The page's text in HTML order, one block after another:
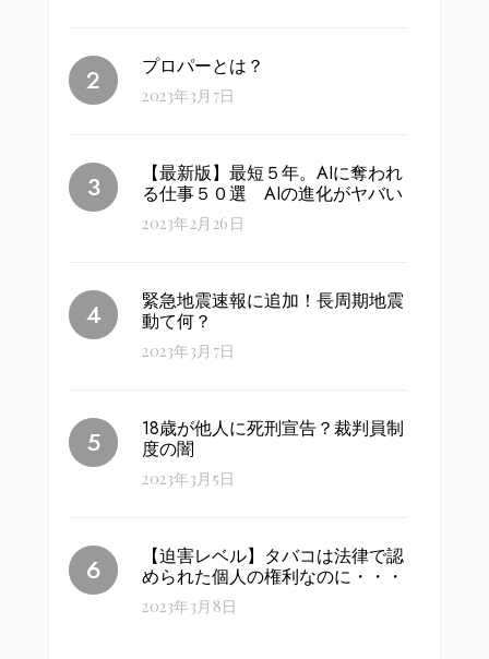
プロパーとは？
2023年3月7日
【最新版】最短５年。AIに奪われ
る仕事５０選 AIの進化がヤバい
2023年2月26日
緊急地震速報に追加！長周期地震
動て何？
2023年3月7日
18歳が他人に死刑宣告？裁判員制
度の闇
2023年3月5日
【迫害レベル】タバコは法律で認
められた個人の権利なのに・・・
2023年3月8日